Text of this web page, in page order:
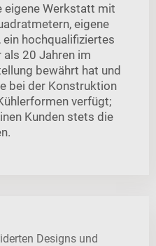
eigene Werkstatt mit
eigene
hochqualifiziertes
als 20 Jahren im
bewährt hat und
bei der Konstruktion
verfügt;
Kunden stets die
Designs und